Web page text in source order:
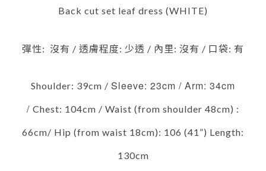
Back cut set leaf dress (WHITE)
彈性: 沒有 / 透膚程度: 少透 / 內里: 沒有 / 口袋: 有
Shoulder: 39cm / Sleeve: 23cm / Arm: 34cm
/ Chest: 104cm / Waist (from shoulder 48cm) :
66cm/ Hip (from waist 18cm): 106 (41”) Length:
130cm